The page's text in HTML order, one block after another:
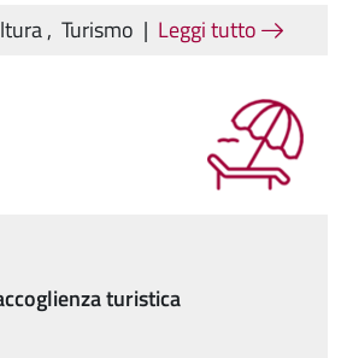
, Turismo | Leggi tutto
turistica